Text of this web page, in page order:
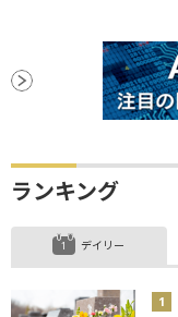
ランキング
デイリー